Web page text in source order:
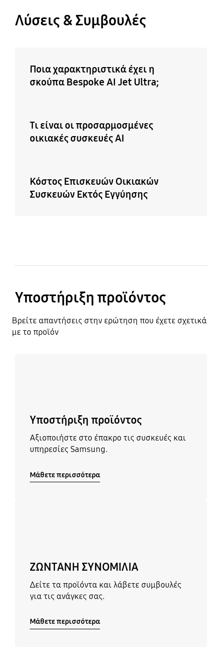
Λύσεις & Συμβουλές
Ποια χαρακτηριστικά έχει η
σκούπα Bespoke AI Jet Ultra;
Τι είναι οι προσαρμοσμένες
οικιακές συσκευές AI
Κόστος Επισκευών Οικιακών
Συσκευών Εκτός Εγγύησης
Υποστήριξη προϊόντος
Βρείτε απαντήσεις στην ερώτηση που έχετε σχετικά
με το προϊόν
Υποστήριξη προϊόντος
Αξιοποιήστε στο έπακρο τις συσκευές και
υπηρεσίες Samsung.
Μάθετε περισσότερα
ΖΩΝΤΑΝΗ ΣΥΝΟΜΙΛΙΑ
Δείτε τα προϊόντα και λάβετε συμβουλές
για τις ανάγκες σας.
Μάθετε περισσότερα